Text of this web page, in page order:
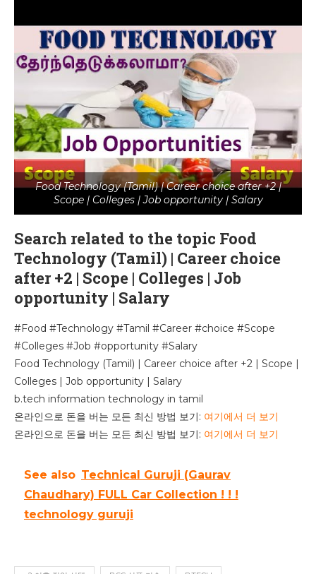
Food Technology (Tamil) | Career choice after +2 |
Scope | Colleges | Job opportunity | Salary
Search related to the topic Food
Technology (Tamil) | Career choice
after +2 | Scope | Colleges | Job
opportunity | Salary
#Food #Technology #Tamil #Career #choice #Scope
#Colleges #Job #opportunity #Salary
Food Technology (Tamil) | Career choice after +2 | Scope |
Colleges | Job opportunity | Salary
b.tech information technology in tamil
온라인으로 돈을 버는 모든 최신 방법 보기: 여기에서 더 보기
온라인으로 돈을 버는 모든 최신 방법 보기: 여기에서 더 보기
See also Technical Guruji (Gaurav
Chaudhary) FULL Car Collection ! ! !
technology guruji